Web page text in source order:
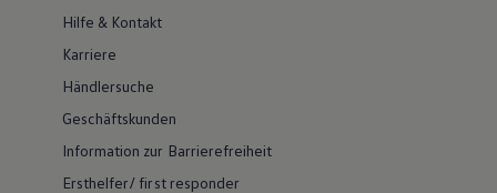
Hilfe & Kontakt
Karriere
Händlersuche
Geschäftskunden
Information zur Barrierefreiheit
Ersthelfer/ first responder